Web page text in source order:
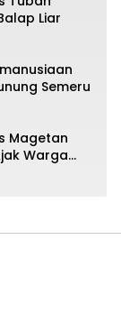
Liar
Semeru
Magetan
Warga